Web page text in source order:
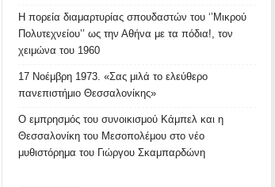
Η πορεία διαμαρτυρίας σπουδαστών του ‘’Μικρού
Πολυτεχνείου’’ ως την Αθήνα με τα πόδια!, τον
χειμώνα του 1960
17 Νοέμβρη 1973. «Σας μιλά το ελεύθερο
πανεπιστήμιο Θεσσαλονίκης»
Ο εμπρησμός του συνοικισμού Κάμπελ και η
Θεσσαλονίκη του Μεσοπολέμου στο νέο
μυθιστόρημα του Γιώργου Σκαμπαρδώνη